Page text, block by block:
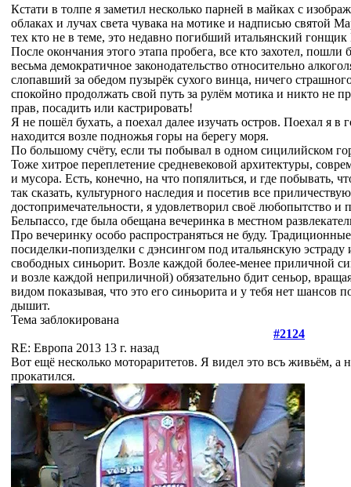
Кстати в толпе я заметил несколько парней в майках с
облаках и лучах света чувака на мотике и надписью святой
тех кто не в теме, это недавно погибший итальянский гонщик
После окончания этого этапа пробега, все кто захотел, пошли
весьма демократичное законодательство относительно
слопавший за обедом пузырёк сухого винца, ничего
спокойно продолжать свой путь за рулём мотика и никто не
прав, посадить или кастрировать!
Я не пошёл бухать, а поехал далее изучать остров. Поехал я в
находится возле подножья горы на берегу моря.
По большому счёту, если ты побывал в одном сицилийском
Тоже хитрое переплетение средневековой архитектуры,
и мусора. Есть, конечно, на что попялиться, и где побывать,
так сказать, культурного наследия и посетив все
достопримечательности, я удовлетворил своё любопытство и
Бельпассо, где была обещана вечеринка в местном
Про вечеринку особо распространяться не буду.
посиделки-попизделки с дэнсингом под итальянскую эстраду
свободных синьорит. Возле каждой более-менее приличной
и возле каждой неприличной) обязательно бдит сеньор,
видом показывая, что это его синьорита и у тебя нет шансов
дышит.
Тема заблокирована
#2124
RE: Европа 2013 13 г. назад
Вот ещё несколько мотораритетов. Я видел это всъ живьём, а
прокатился.